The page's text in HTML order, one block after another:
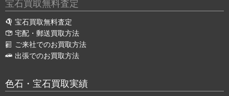
宝石買取無料査定
宝石買取無料査定
宅配・郵送買取方法
ご来社でのお買取方法
出張でのお買取方法
色石・宝石買取実績